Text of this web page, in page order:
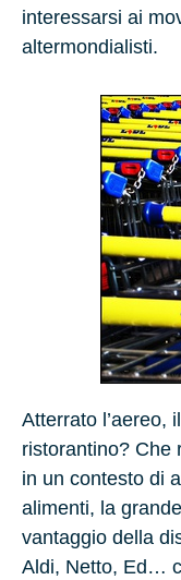
interessarsi ai
altermondialisti.
Atterrato l’aereo,
ristorantino? Che
in un contesto di
alimenti, la
vantaggio della
Aldi, Netto, Ed…